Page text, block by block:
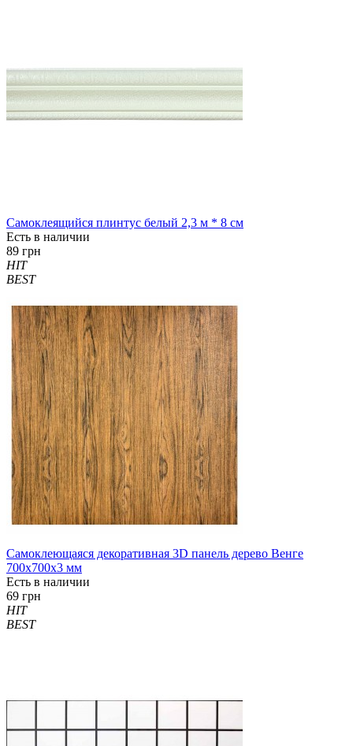
Самоклеящийся плинтус белый 2,3 м * 8 см
Есть в наличии
89 грн
HIT
BEST
Самоклеющаяся декоративная 3D панель дерево Венге
700x700x3 мм
Есть в наличии
69 грн
HIT
BEST